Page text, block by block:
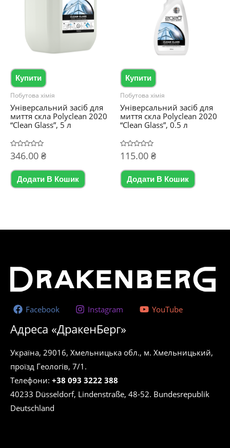
Купити
Побутова хімія
Універсальний засіб для
миття скла Polyclean 2020
“Clean Glass”, 5 л
Оцінено
в
з
346.00 ₴
Додати В Кошик
Купити
Побутова хімія
Універсальний засіб для
миття скла Polyclean 2020
“Clean Glass”, 0.5 л
Оцінено
в
з
115.00 ₴
Додати В Кошик
Facebook Instagram YouTube
Адреса «ДракенБерг»
Україна, 29016, Хмельницька обл., м. Хмельницький,
проїзд Геологів, 7/1.
Телефони: +38 093 3222 388
40233 Düsseldorf, Lindenstraße, 48-52. Bundesrepublik
Deutschland